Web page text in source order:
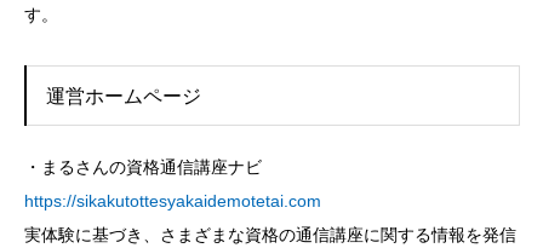
す。
運営ホームページ
・まるさんの資格通信講座ナビ
https://sikakutottesyakaidemotetai.com
実体験に基づき、さまざまな資格の通信講座に関する情報を発信